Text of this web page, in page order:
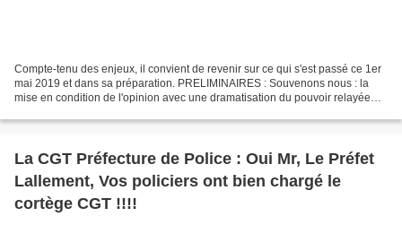
Compte-tenu des enjeux, il convient de revenir sur ce qui s'est passé ce 1er
mai 2019 et dans sa préparation. PRELIMINAIRES : Souvenons nous : la
mise en condition de l'opinion avec une dramatisation du pouvoir relayée
La CGT Préfecture de Police : Oui Mr, Le Préfet
Lallement, Vos policiers ont bien chargé le
cortège CGT !!!!